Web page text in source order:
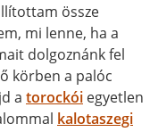
össze
mi lenne, ha a
dolgoznánk fel
körben a palóc
a torockói egyetlen
kalotaszegi